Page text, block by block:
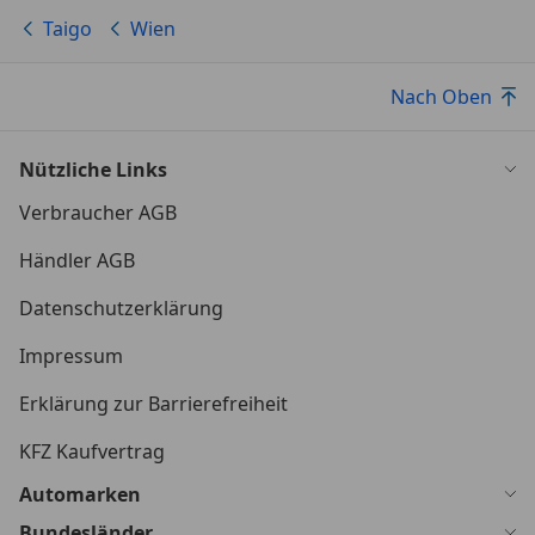
Taigo Wien
Nach Oben
Nützliche Links
Verbraucher AGB
Händler AGB
Datenschutzerklärung
Impressum
Erklärung zur Barrierefreiheit
KFZ Kaufvertrag
Automarken